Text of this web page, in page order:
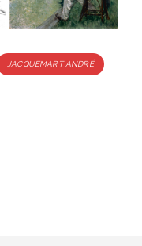
JACQUEMART ANDRÉ